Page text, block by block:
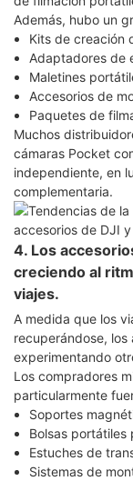
Además, hubo un
Kits de creación
Adaptadores de
Maletines
Accesorios de
Paquetes de
Muchos
cámaras Pocket
independiente, en
complementaria.
4. Los
creciendo al
viajes.
A medida que los
recuperándose,
experimentando
Los compradores
particularmente
Soportes
Bolsas portátiles
Estuches de
Sistemas de